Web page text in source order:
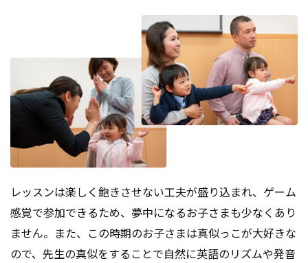
レッスンは楽しく飽きさせない工夫が盛り込まれ、ゲーム
感覚で参加できるため、夢中になるお子さまも少なくあり
ません。また、この時期のお子さまは真似っこが大好きな
ので、先生の真似をすることで自然に英語のリズムや発音